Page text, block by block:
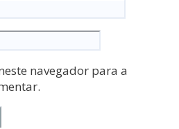
navegador para a